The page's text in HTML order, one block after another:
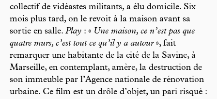
collectif de vidéastes militants, a élu domicile. Six
mois plus tard, on le revoit à la maison avant sa
sortie en salle. Play : « Une maison, ce n’est pas que
quatre murs, c’est tout ce qu’il y a autour», fait
remarquer une habitante de la cité de la Savine, à
Marseille, en contemplant, amère, la destruction de
son immeuble par l’Agence nationale de rénovation
urbaine. Ce film est un drôle d’objet, un pari risqué :